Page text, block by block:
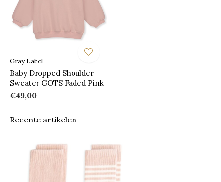
Gray Label
Baby Dropped Shoulder
Sweater GOTS Faded Pink
€49,00
Recente artikelen